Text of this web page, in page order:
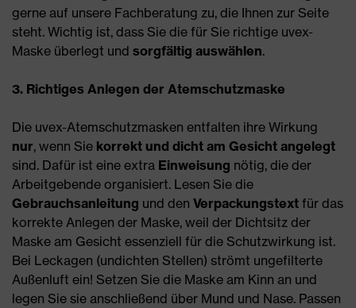
gerne auf unsere Fachberatung zu, die Ihnen zur Seite
steht. Wichtig ist, dass Sie die für Sie richtige uvex-
Maske überlegt und sorgfältig auswählen.
3. Richtiges Anlegen der Atemschutzmaske
Die uvex-Atemschutzmasken entfalten ihre Wirkung
nur, wenn Sie korrekt und dicht am Gesicht angelegt
sind. Dafür ist eine extra Einweisung nötig, die der
Arbeitgebende organisiert. Lesen Sie die
Gebrauchsanleitung und den Verpackungstext für das
korrekte Anlegen der Maske, weil der Dichtsitz der
Maske am Gesicht essenziell für die Schutzwirkung ist.
Bei Leckagen (undichten Stellen) strömt ungefilterte
Außenluft ein! Setzen Sie die Maske am Kinn an und
legen Sie sie anschließend über Mund und Nase. Passen